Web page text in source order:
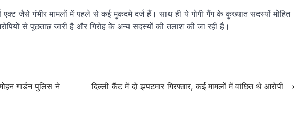
एक्ट जैसे गंभीर मामलों में पहले से कई मुकदमे दर्ज हैं। साथ ही ये गोगी गैंग के कुख्यात सदस्यों मोहित
से पूछताछ जारी है और गिरोह के अन्य सदस्यों की तलाश की जा रही है।
गार्डन पुलिस ने
दिल्ली कैंट में दो झपटमार गिरफ्तार, कई मामलों में वांछित थे आरोपी⟶